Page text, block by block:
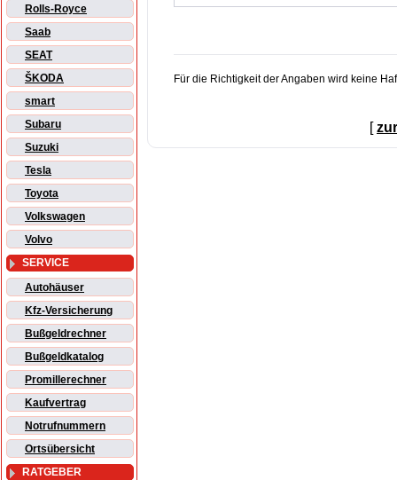
Rolls-Royce
Saab
SEAT
ŠKODA
smart
Subaru
Suzuki
Tesla
Toyota
Volkswagen
Volvo
SERVICE
Autohäuser
Kfz-Versicherung
Bußgeldrechner
Bußgeldkatalog
Promillerechner
Kaufvertrag
Notrufnummern
Ortsübersicht
RATGEBER
Für die Richtigkeit der Angaben wird keine